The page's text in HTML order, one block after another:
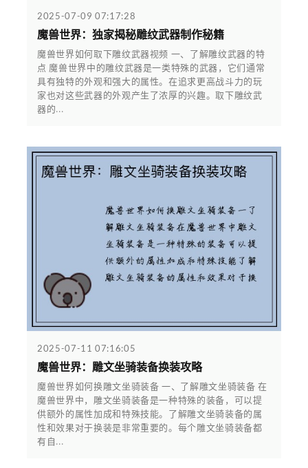
2025-07-09 07:17:28
魔兽世界：独家揭秘雕纹武器制作秘籍
魔兽世界如何取下雕纹武器视频 一、了解雕纹武器的特
点 魔兽世界中的雕纹武器是一类特殊的武器，它们通常
具有独特的外观和强大的属性。在追求更高战斗力的玩
家也对这些武器的外观产生了浓厚的兴趣。取下雕纹武
器的...
2025-07-11 07:16:05
魔兽世界：雕文坐骑装备换装攻略
魔兽世界如何换雕文坐骑装备 一、了解雕文坐骑装备 在
魔兽世界中，雕文坐骑装备是一种特殊的装备，可以提
供额外的属性加成和特殊技能。了解雕文坐骑装备的属
性和效果对于换装是非常重要的。每个雕文坐骑装备都
有自...